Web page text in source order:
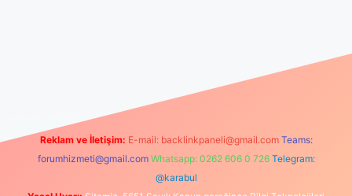
elexbetgiris.org
Reklam ve İletişim: E-mail: backlinkpaneli@gmail.com Teams:
forumhizmeti@gmail.com Whatsapp: 0262 606 0 726 Telegram:
@karabul